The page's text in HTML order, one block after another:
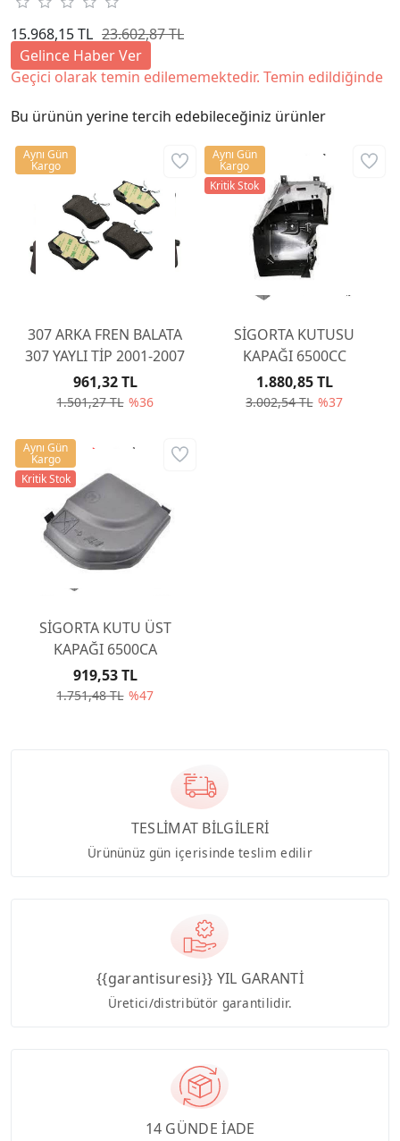
15.968,15 TL 23.602,87 TL
Gelince Haber Ver
Geçici olarak temin edilememektedir. Temin edildiğinde
Bu ürünün yerine tercih edebileceğiniz ürünler
307 ARKA FREN BALATA
307 YAYLI TİP 2001-2007
1.501,27 TL %36
961,32 TL
Aynı Gün
Kargo
SİGORTA KUTUSU
KAPAĞI 6500CC
3.002,54 TL %37
1.880,85 TL
Aynı Gün
Kargo
Kritik Stok
SİGORTA KUTU ÜST
KAPAĞI 6500CA
1.751,48 TL %47
919,53 TL
Aynı Gün
Kargo
Kritik Stok
TESLİMAT BİLGİLERİ
Ürününüz gün içerisinde teslim edilir
{{garantisuresi}} YIL GARANTİ
Üretici/distribütör garantilidir.
14 GÜNDE İADE